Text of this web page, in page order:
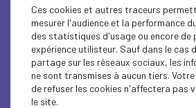
Ces cookies et autres traceurs
mesurer l'audience et la performance
des statistiques d'usage ou encore de
expérience utilisteur. Sauf dans le cas
partage sur les réseaux sociaux, les
ne sont transmises à aucun tiers.
de refuser les cookies n'affectera pas
le site.